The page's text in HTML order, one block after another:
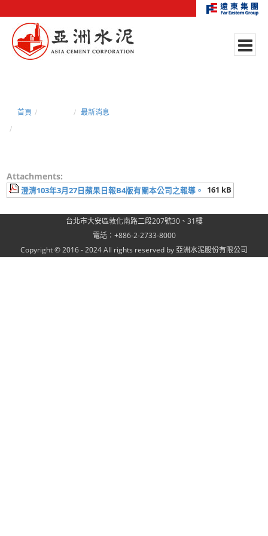
首頁
最新消息
Attachments:
澄清103年3月27日蘋果日報B4版有關本公司之報導。 161 kB
台北市大安區敦化南路二段207號30、31樓
電話：+886-2-2733-8000
Copyright © 2016 - 2024 All rights reserved by 亞洲水泥股份有限公司